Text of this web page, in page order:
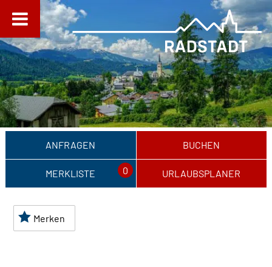
ANFRAGEN BUCHEN
MERKLISTE 0 URLAUBSPLANER
Merken